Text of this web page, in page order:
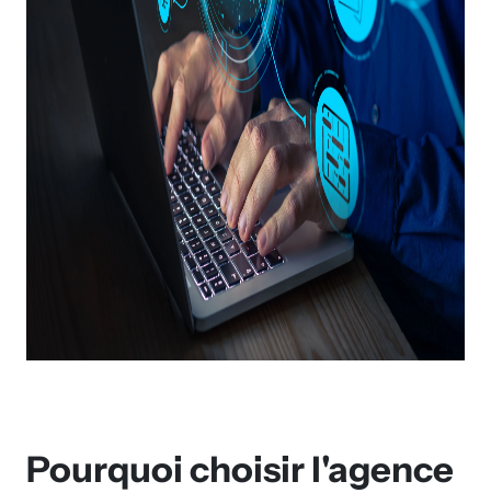
Pourquoi choisir l'agence